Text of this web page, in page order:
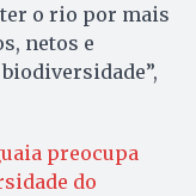
o rio por mais
netos e
preocupa
do